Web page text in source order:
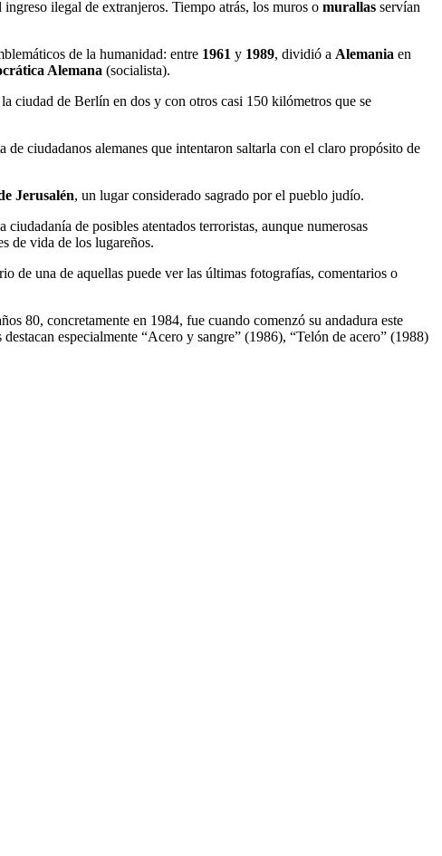
ilegal de extranjeros. Tiempo atrás, los muros o murallas servían
de la humanidad: entre 1961 y 1989, dividió a Alemania en
Alemana (socialista).
ciudad de Berlín en dos y con otros casi 150 kilómetros que se
de ciudadanos alemanes que intentaron saltarla con el claro propósito de
Jerusalén, un lugar considerado sagrado por el pueblo judío.
de posibles atentados terroristas, aunque numerosas
de vida de los lugareños.
de una de aquellas puede ver las últimas fotografías, comentarios o
80, concretamente en 1984, fue cuando comenzó su andadura este
especialmente “Acero y sangre” (1986), “Telón de acero” (1988)